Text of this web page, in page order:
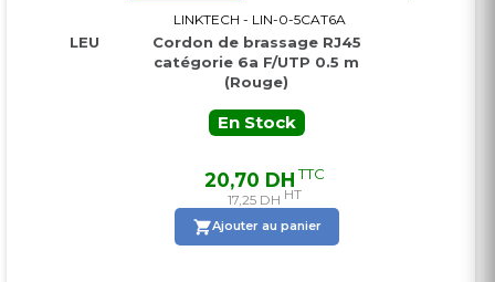
BLEU
LINKTECH - LIN-0-5CAT6A
Cordon de brassage RJ45
catégorie 6a F/UTP 0.5 m
(Rouge)
En Stock
20,70 DHTTC
17,25 DH HT
Ajouter au panier